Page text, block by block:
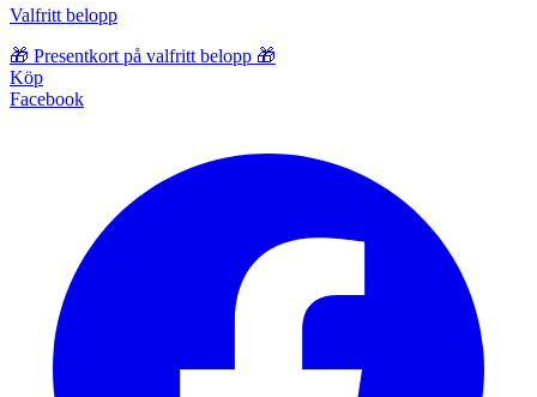
Valfritt belopp
🎁 Presentkort på valfritt belopp 🎁
Köp
Facebook